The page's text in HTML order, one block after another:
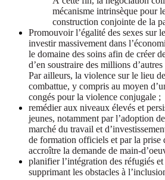
mécanisme intrinsèque pour
construction conjointe de la
Promouvoir l’égalité des sexes sur
investir massivement dans
le domaine des soins afin de créer
d’en soustraire des millions
Par ailleurs, la violence sur le lieu
combattue, y compris au moyen
congés pour la violence conjugale ;
remédier aux niveaux élevés et
jeunes, notamment par l’adoption
marché du travail et
de formation officiels et par la prise
accroître la demande de main-
planifier l’intégration des réfugiés et
supprimant les obstacles à